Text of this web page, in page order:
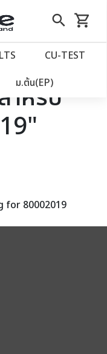
close
search
Skip
to
shopping_cart
รถเข็น
CU‑TEST
ม.ต้น(EP)
หรับ
for 80002019